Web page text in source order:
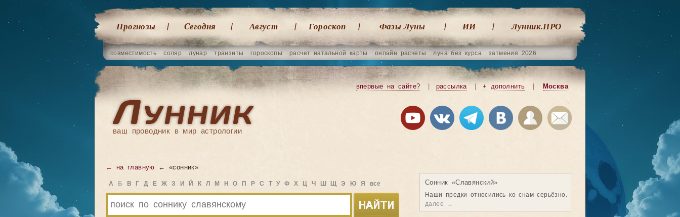
Прогнозы Cегодня Август Гороскоп Фазы Луны ИИ Лунник.ПРО
совместимость соляр лунар транзиты гороскопы расчет натальной карты онлайн расчеты луна без курса затмения 2026
ваш проводник в мир астрологии
впервые на сайте? рассылка + дополнить Москва
← на главную ← «сонник»
А Б В Г Д Е Ж З И Й К Л М Н О П Р С Т У Ф Х Ц Ч Ш Щ Э Ю Я все Сонник «Славянский»
Наши предки относились ко снам серьёзно.
далее →